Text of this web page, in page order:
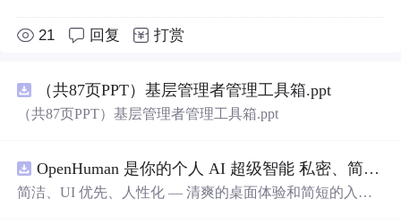
21 回复 打赏
（共87页PPT）基层管理者管理工具箱.ppt
（共87页PPT）基层管理者管理工具箱.ppt
OpenHuman 是你的个人 AI 超级智能 私密、简洁、极其强大
简洁、UI 优先、人性化 — 清爽的桌面体验和简短的入门